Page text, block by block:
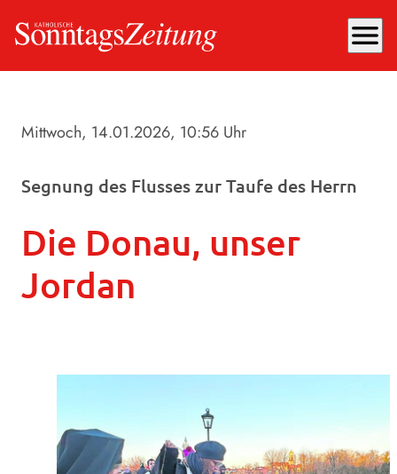
menu
Mittwoch, 14.01.2026, 10:56 Uhr
Segnung des Flusses zur Taufe des Herrn
Die Donau, unser
Jordan